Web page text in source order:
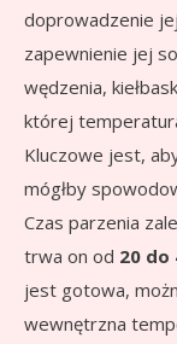
doprowadzenie
zapewnienie jej
wędzenia,
której
Kluczowe jest,
mógłby
Czas parzenia
trwa on od 20 do
jest gotowa,
wewnętrzna